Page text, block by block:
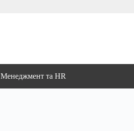
Менеджмент та HR